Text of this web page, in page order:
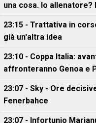
una cosa. Io allenatore?
23:15 - Trattativa in
già un'altra idea
23:10 - Coppa Italia:
affronteranno Genoa e
23:07 - Sky - Ore
Fenerbahce
23:07 - Infortunio